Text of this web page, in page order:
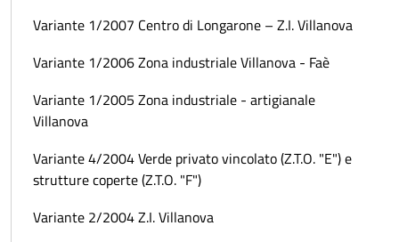
Variante 1/2007 Centro di Longarone – Z.I. Villanova
Variante 1/2006 Zona industriale Villanova - Faè
Variante 1/2005 Zona industriale - artigianale
Villanova
Variante 4/2004 Verde privato vincolato (Z.T.O. "E") e
strutture coperte (Z.T.O. "F")
Variante 2/2004 Z.I. Villanova